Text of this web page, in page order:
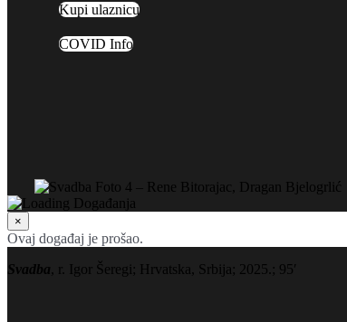
Kupi ulaznicu
COVID Info
×
Ovaj događaj je prošao.
Svadba, r. Igor Šeregi; Hrvatska, Srbija; 2025.; 95′